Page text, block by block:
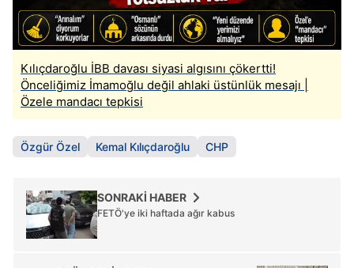
Kılıçdaroğlu İBB davası siyasi algısını çökertti!
Önceliğimiz İmamoğlu değil ahlaki üstünlük mesajı |
Özele mandacı tepkisi
Özgür Özel Kemal Kılıçdaroğlu CHP
SONRAKİ HABER
FETÖ'ye iki haftada ağır kabus